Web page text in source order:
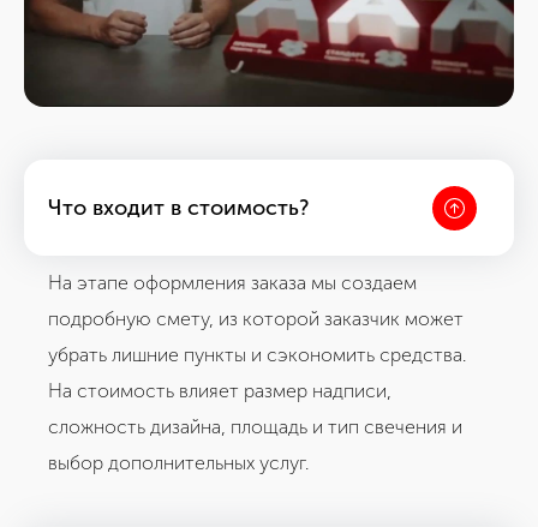
Что входит в стоимость?
На этапе оформления заказа мы создаем
подробную смету, из которой заказчик может
убрать лишние пункты и сэкономить средства.
На стоимость влияет размер надписи,
сложность дизайна, площадь и тип свечения и
выбор дополнительных услуг.